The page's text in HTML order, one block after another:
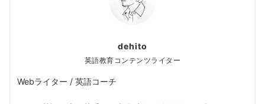
dehito
英語教育コンテンツライター
Webライター / 英語コーチ